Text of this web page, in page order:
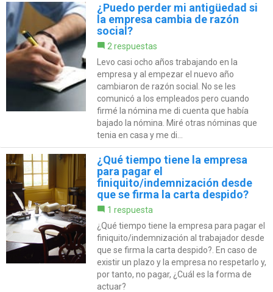
¿Puedo perder mi antigüedad si
la empresa cambia de razón
social?
2 respuestas
Levo casi ocho años trabajando en la
empresa y al empezar el nuevo año
cambiaron de razón social. No se les
comunicó a los empleados pero cuando
firmé la nómina me di cuenta que había
bajado la nómina. Miré otras nóminas que
tenia en casa y me di...
¿Qué tiempo tiene la empresa
para pagar el
finiquito/indemnización desde
que se firma la carta despido?
1 respuesta
¿Qué tiempo tiene la empresa para pagar el
finiquito/indemnización al trabajador desde
que se firma la carta despido?. En caso de
existir un plazo y la empresa no respetarlo y,
por tanto, no pagar, ¿Cuál es la forma de
actuar?